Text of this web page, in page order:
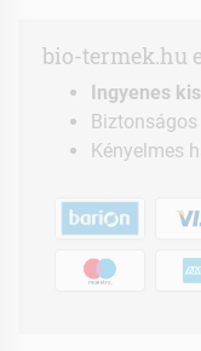
bio-termek.hu
Ingyenes
Kényelmes